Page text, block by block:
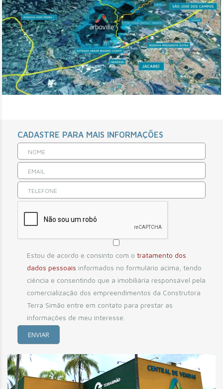
CADASTRE PARA MAIS INFORMAÇÕES
Estou de acordo e consinto com o tratamento dos
dados pessoais informados no formulário acima, tendo
ciência e consentindo que a imobiliária responsável pela
comercialização dos empreendimentos da Construtora
Terra Simão entre em contato para prestar as
informações de meu interesse.